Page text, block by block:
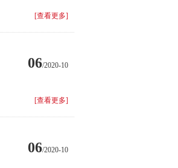
[查看更多]
06/2020-10
[查看更多]
06/2020-10